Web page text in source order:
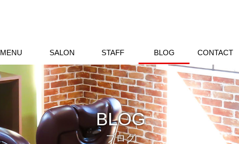
MENU SALON STAFF BLOG CONTACT
BLOG
ブログ